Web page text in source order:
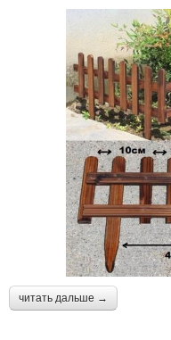
читать дальше →